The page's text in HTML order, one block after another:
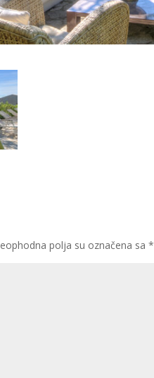
polja su označena sa*